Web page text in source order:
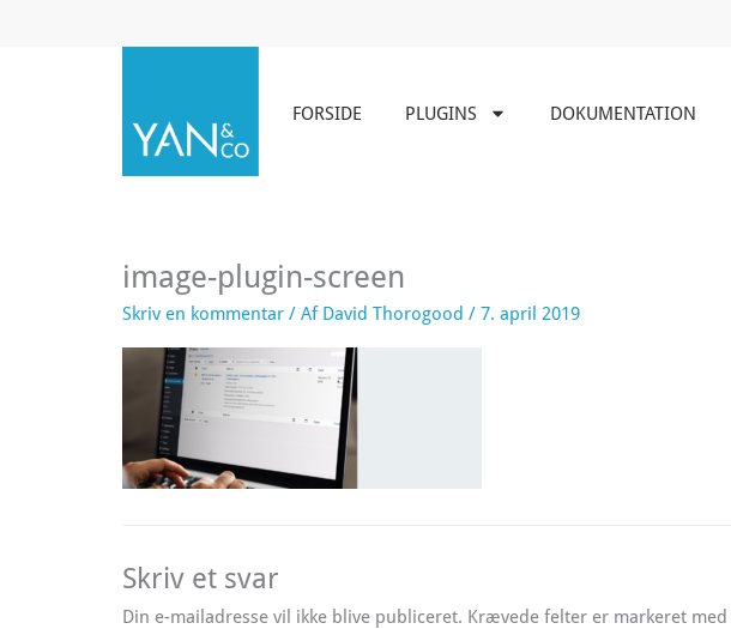
FORSIDE PLUGINS DOKUMENTATION
image-plugin-screen
Skriv en kommentar / Af David Thorogood / 7. april 2019
Skriv et svar
Din e-mailadresse vil ikke blive publiceret. Krævede felter er markeret med